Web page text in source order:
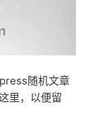
随机文章
里，以便留